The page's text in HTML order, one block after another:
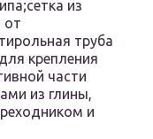
из
от
труба
крепления
части
из глины,
и